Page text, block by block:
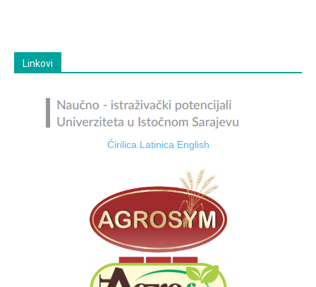
Linkovi
Ćirilica Latinica English